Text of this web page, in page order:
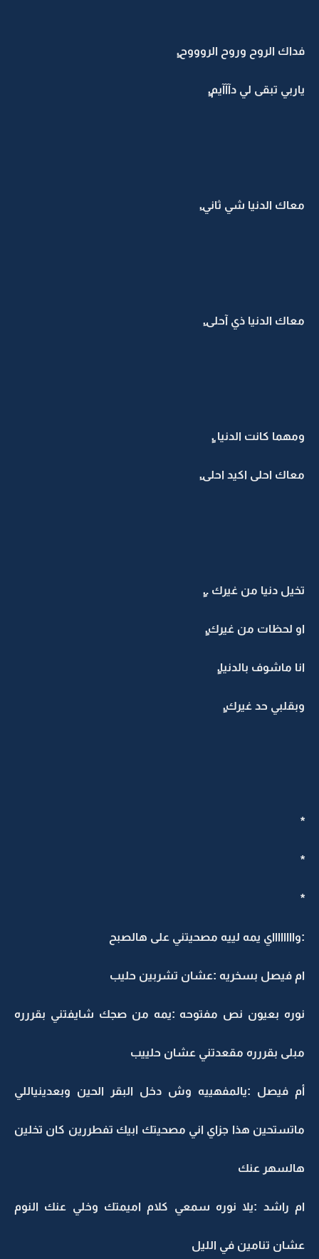
فداك الروح وروح الروووح.ِِ
ياربي تبقى لي دآآآيم.ِِ
معاك الدنيا شي ثاني.ِ
معاك الدنيا ذي آحلى.ِ
ومهما كانت الدنيا .ِِ
معاك احلى اكيد احلى.ِ
تخيل دنيا من غيرك ..ِِ
او لحظات من غيرك.ِِ
انا ماشوف بالدنيا.ِِ
وبقلبي حد غيرك.ِِ
*
*
*
:وااااااااي يمه لييه مصحيتني على هالصبح
ام فيصل بسخريه :عشان تشربين حليب
نوره بعيون نص مفتوحه :يمه من صجك شايفتني بقررره
مبلى بقررره مقعدتني عشان حلييب
أم فيصل :يالمفهييه وش دخل البقر الحين وبعدينياللي
ماتستحين هذا جزاي اني مصحيتك ابيك تفطررين كان تخلين
هالسهر عنك
ام راشد :يلا نوره سمعي كلام اميمتك وخلي عنك النوم
عشان تنامين في الليل